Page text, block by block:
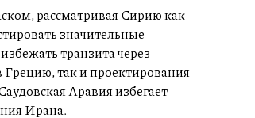
рассматривая Сирию как
значительные
транзита через
Грецию, так и проектирования
Аравия избегает
Ирана.